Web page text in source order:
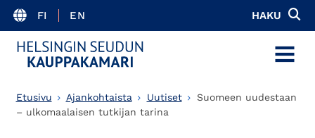
FI EN HAKU
MENU
Etusivu Ajankohtaista Uutiset
Suomeen uudestaan
– ulkomaalaisen tutkijan tarina